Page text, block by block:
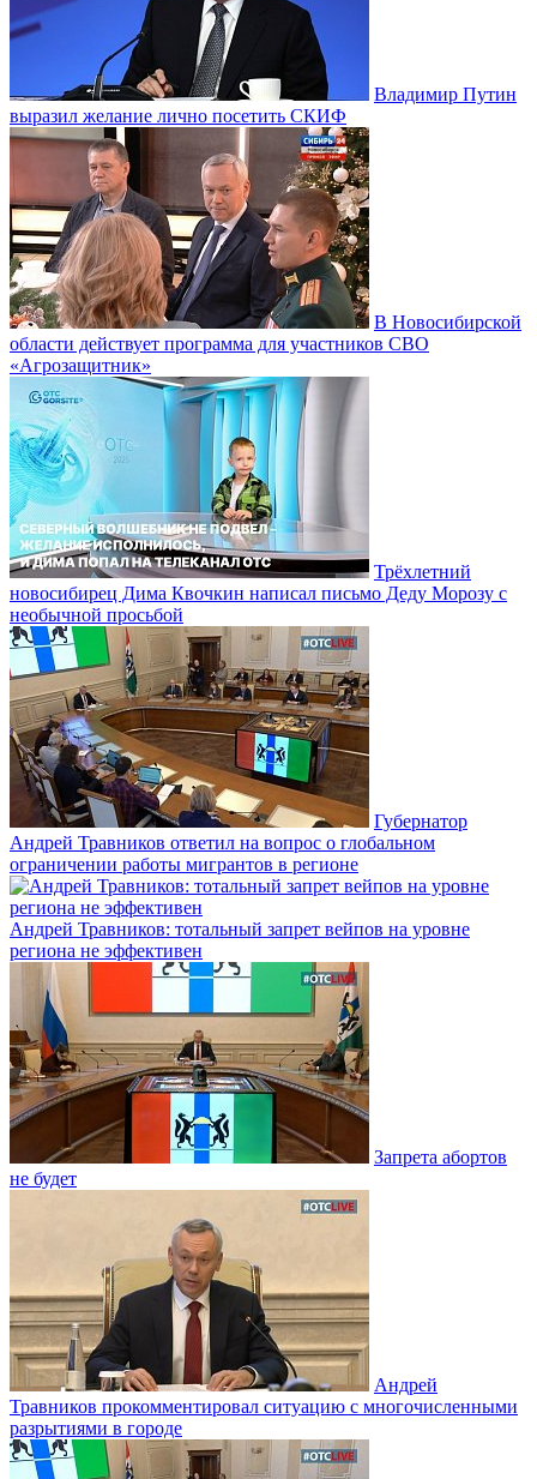
Владимир Путин
выразил желание лично посетить СКИФ
В Новосибирской
области действует программа для участников СВО
«Агрозащитник»
Трёхлетний
новосибирец Дима Квочкин написал письмо Деду Морозу с
необычной просьбой
Губернатор
Андрей Травников ответил на вопрос о глобальном
ограничении работы мигрантов в регионе
Андрей Травников: тотальный запрет вейпов на уровне
региона не эффективен
Запрета абортов
не будет
Андрей
Травников прокомментировал ситуацию с многочисленными
разрытиями в городе